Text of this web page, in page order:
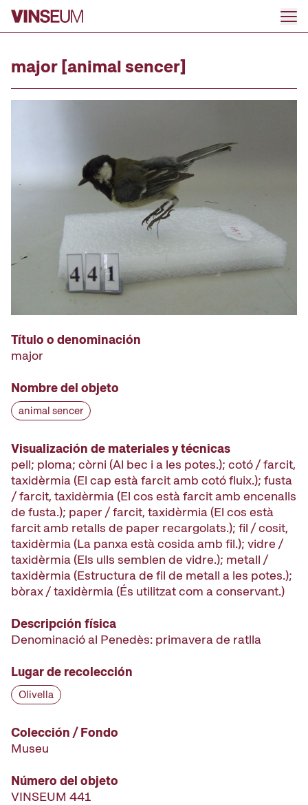
Ir al contenido
major [animal sencer]
Título o denominación
major
Nombre del objeto
animal sencer
Visualización de materiales y técnicas
pell; ploma; còrni (Al bec i a les potes.); cotó / farcit,
taxidèrmia (El cap està farcit amb cotó fluix.); fusta
/ farcit, taxidèrmia (El cos està farcit amb encenalls
de fusta.); paper / farcit, taxidèrmia (El cos està
farcit amb retalls de paper recargolats.); fil / cosit,
taxidèrmia (La panxa està cosida amb fil.); vidre /
taxidèrmia (Els ulls semblen de vidre.); metall /
taxidèrmia (Estructura de fil de metall a les potes.);
bòrax / taxidèrmia (És utilitzat com a conservant.)
Descripción física
Denominació al Penedès: primavera de ratlla
Lugar de recolección
Olivella
Colección / Fondo
Museu
Número del objeto
VINSEUM 441